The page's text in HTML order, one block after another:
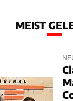
MEIST